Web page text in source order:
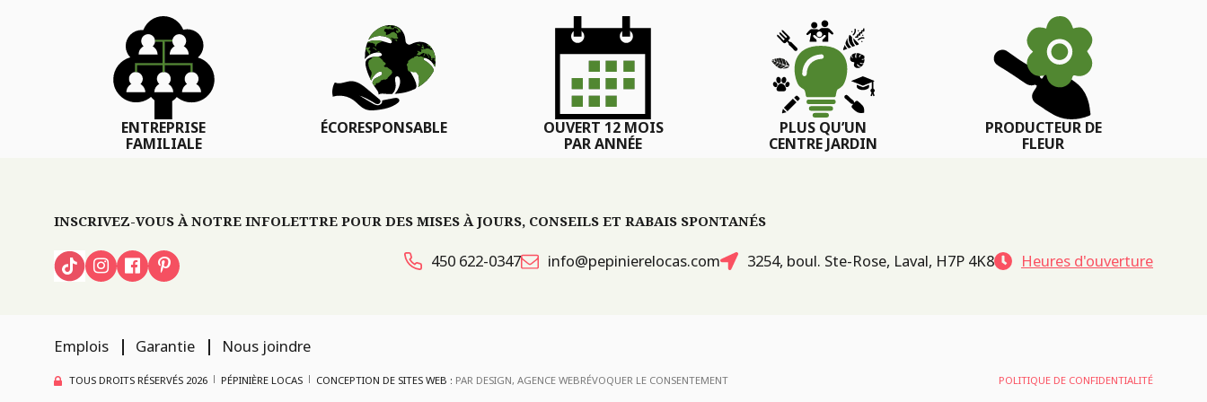
ENTREPRISE
FAMILIALE
ÉCORESPONSABLE
OUVERT 12 MOIS
PAR ANNÉE
PLUS QU’UN
CENTRE JARDIN
PRODUCTEUR DE
FLEUR
INSCRIVEZ-VOUS À NOTRE INFOLETTRE POUR DES MISES À JOURS, CONSEILS ET RABAIS SPONTANÉS
450 622-0347 info@pepinierelocas.com 3254, boul. Ste-Rose, Laval, H7P 4K8 Heures d'ouverture
Emplois Garantie Nous joindre
TOUS DROITS RÉSERVÉS 2026 PÉPINIÈRE LOCAS CONCEPTION DE SITES WEB : PAR DESIGN, AGENCE WEBRÉVOQUER LE CONSENTEMENT POLITIQUE DE CONFIDENTIALITÉ